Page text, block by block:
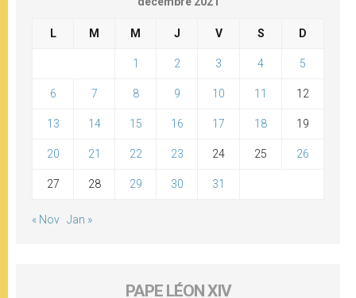
L M M J V S D
1 2 3 4 5
6 7 8 9 10 11 12
13 14 15 16 17 18 19
20 21 22 23 24 25 26
27 28 29 30 31
« Nov Jan »
PAPE LÉON XIV